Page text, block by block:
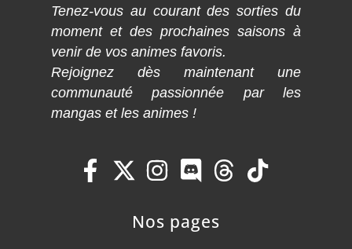
Tenez-vous au courant des sorties du
moment et des prochaines saisons à
venir de vos animes favoris.
Rejoignez dès maintenant une
communauté passionnée par les
mangas et les animes !
Nos pages